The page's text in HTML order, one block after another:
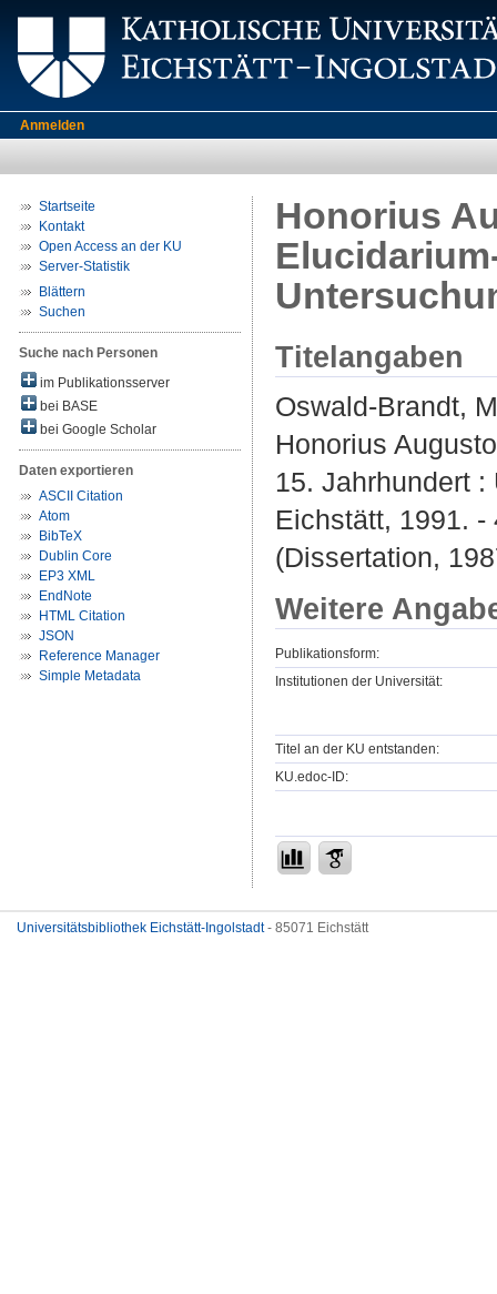
Anmelden
Startseite
Kontakt
Open Access an der KU
Server-Statistik
Blättern
Suchen
Suche nach Personen
im Publikationsserver
bei BASE
bei Google Scholar
Daten exportieren
ASCII Citation
Atom
BibTeX
Dublin Core
EP3 XML
EndNote
HTML Citation
JSON
Reference Manager
Simple Metadata
Honorius
Titelangaben
Oswald-Brandt,
Honorius
15. Jahrhundert :
Eichstätt, 1991. -
(Dissertation,
Weitere
Publikationsform:
Institutionen der Universität:
Titel an der KU entstanden:
KU.edoc-ID:
Universitätsbibliothek Eichstätt-Ingolstadt- 85071 Eichstätt